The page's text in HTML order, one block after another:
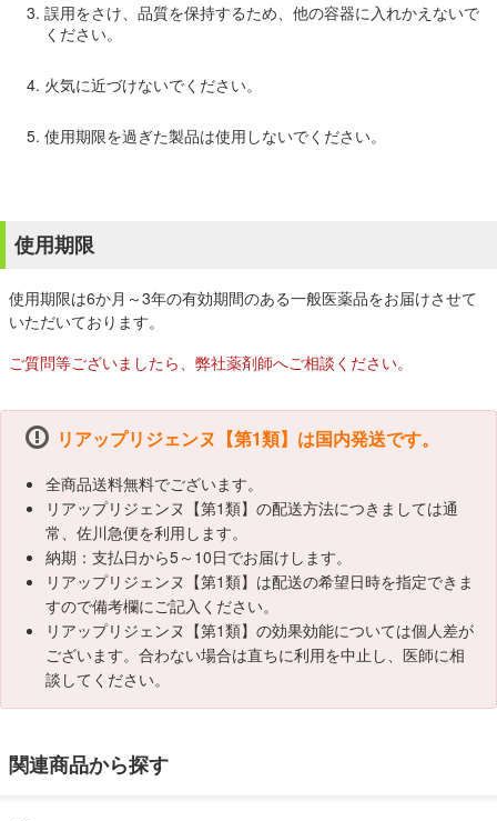
誤用をさけ、品質を保持するため、他の容器に入れかえないで
ください。
火気に近づけないでください。
使用期限を過ぎた製品は使用しないでください。
使用期限
使用期限は6か月～3年の有効期間のある一般医薬品をお届けさせて
いただいております。
ご質問等ございましたら、弊社薬剤師へご相談ください。
リアップリジェンヌ【第1類】は国内発送です。
全商品送料無料でございます。
リアップリジェンヌ【第1類】の配送方法につきましては通
常、佐川急便を利用します。
納期：支払日から5～10日でお届けします。
リアップリジェンヌ【第1類】は配送の希望日時を指定できま
すので備考欄にご記入ください。
リアップリジェンヌ【第1類】の効果効能については個人差が
ございます。合わない場合は直ちに利用を中止し、医師に相
談してください。
関連商品から探す